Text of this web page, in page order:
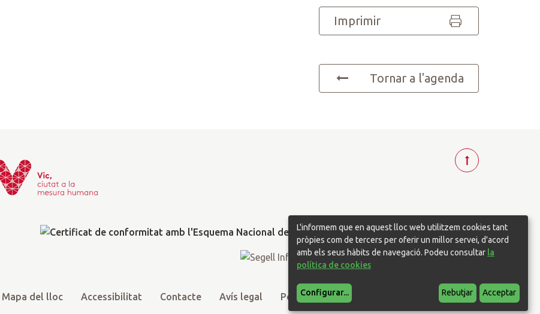
Imprimir
Tornar a l'agenda
Mapa del lloc Accessibilitat Contacte Avís legal Política de privacitat Política de cookies
T
a
r
a
a
l
t
L'informem que en aquest lloc web utilitzem cookies tant
pròpies com de tercers per oferir un millor servei, d'acord
amb els seus hàbits de navegació. Podeu consultar la
política de cookies
Configurar... Rebutjar Acceptar